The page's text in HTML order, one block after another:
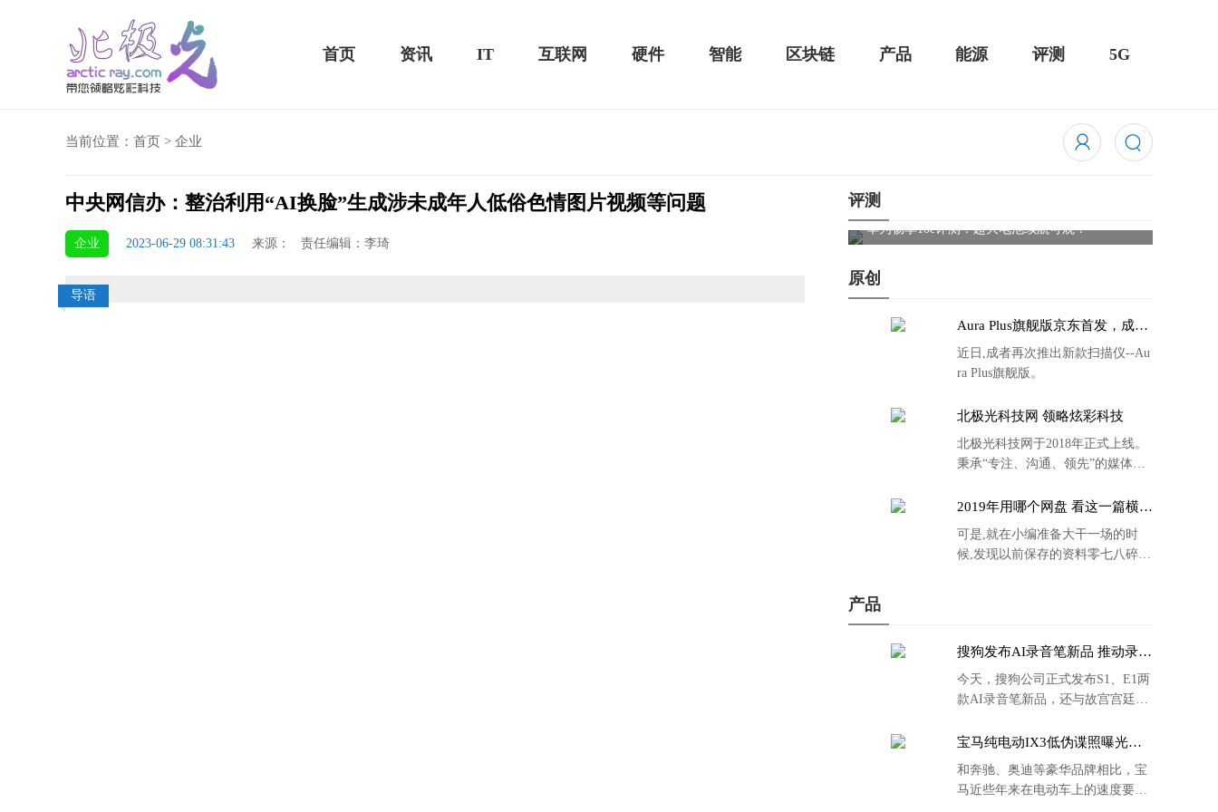
首页 资讯 IT 互联网 硬件 智能 区块链 产品 能源 评测 5G
当前位置： 首页 > 企业
中央网信办：整治利用“AI换脸”生成涉未成年人低俗色情图片视频等问题
企业 2023-06-29 08:31:43 来源： 责任编辑：李琦
导语
评测
华为畅享10e评测：超大电池续航可观！
原创
Aura Plus旗舰版京东首发，成者
近日,成者再次推出新款扫描仪--Au
ra Plus旗舰版。
北极光科技网 领略炫彩科技
北极光科技网于2018年正式上线。
秉承“专注、沟通、领先”的媒体理
2019年用哪个网盘 看这一篇横评
可是,就在小编准备大干一场的时
候,发现以前保存的资料零七八碎,
产品
搜狗发布AI录音笔新品 推动录音
今天，搜狗公司正式发布S1、E1两
款AI录音笔新品，还与故宫宫廷文
的故宫宫廷联名款。
宝马纯电动IX3低伪谍照曝光：
和奔驰、奥迪等豪华品牌相比，宝
马近些年来在电动车上的速度要慢